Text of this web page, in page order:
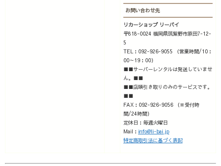
お問い合わせ先
リカーショップ リーバイ
〒818-0024 福岡県筑紫野市原田7-12-
5
TEL：092-926-9055 （営業時間/10：
00～19：00）
■■サーバーレンタルは発送していませ
ん。■■
■■店頭引き取りのみのサービスです。
■■
FAX：092-926-9056 （※受付時
間/24時間）
定休日：毎週火曜日
Mail： info@li-bai.jp
特定商取引法に基づく表記